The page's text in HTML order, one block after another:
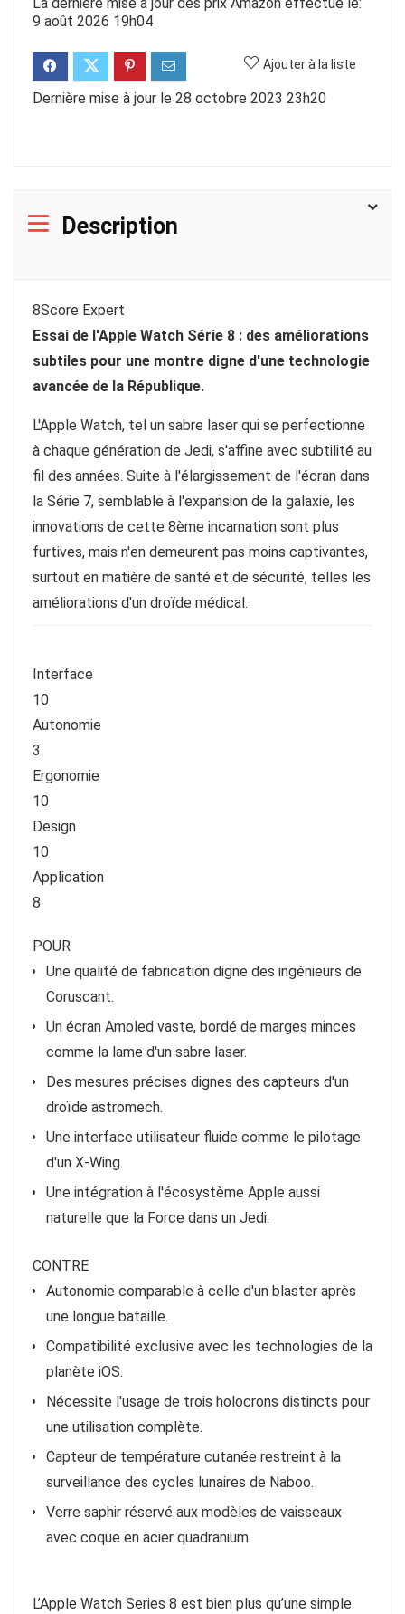
9 août 2026 19h04
Ajouter à la liste
Dernière mise à jour le 28 octobre 2023 23h20
Description
8Score Expert
Essai de l'Apple Watch Série 8 : des améliorations
subtiles pour une montre digne d'une technologie
avancée de la République.
L'Apple Watch, tel un sabre laser qui se perfectionne
à chaque génération de Jedi, s'affine avec subtilité au
fil des années. Suite à l'élargissement de l'écran dans
la Série 7, semblable à l'expansion de la galaxie, les
innovations de cette 8ème incarnation sont plus
furtives, mais n'en demeurent pas moins captivantes,
surtout en matière de santé et de sécurité, telles les
améliorations d'un droïde médical.
Interface
10
Autonomie
3
Ergonomie
10
Design
10
Application
8
POUR
Une qualité de fabrication digne des ingénieurs de
Coruscant.
Un écran Amoled vaste, bordé de marges minces
comme la lame d'un sabre laser.
Des mesures précises dignes des capteurs d'un
droïde astromech.
Une interface utilisateur fluide comme le pilotage
d'un X-Wing.
Une intégration à l'écosystème Apple aussi
naturelle que la Force dans un Jedi.
CONTRE
Autonomie comparable à celle d'un blaster après
une longue bataille.
Compatibilité exclusive avec les technologies de la
planète iOS.
Nécessite l'usage de trois holocrons distincts pour
une utilisation complète.
Capteur de température cutanée restreint à la
surveillance des cycles lunaires de Naboo.
Verre saphir réservé aux modèles de vaisseaux
avec coque en acier quadranium.
L’Apple Watch Series 8 est bien plus qu’une simple